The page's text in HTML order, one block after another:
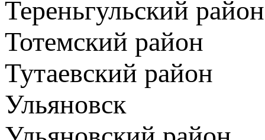
Тереньгульский район
Тотемский район
Тутаевский район
Ульяновск